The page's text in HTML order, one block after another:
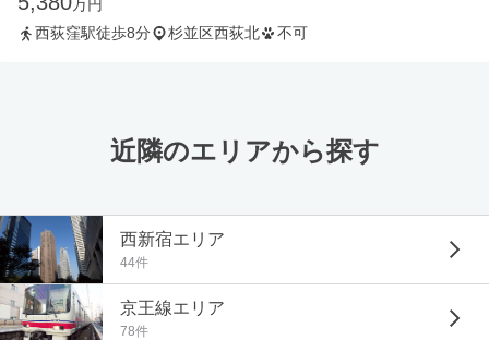
万円
西荻窪駅徒歩8分
杉並区西荻北 不可
近隣のエリアから探す
西新宿エリア
44件
京王線エリア
78件